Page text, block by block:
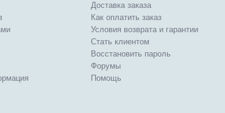
Доставка заказа
Как оплатить заказ
Условия возврата и гарантии
Стать клиентом
Восстановить пароль
Форумы
Помощь